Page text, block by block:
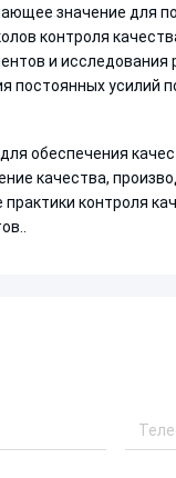
значение для
контроля
и
постоянных усилий
обеспечения
качества,
контроля